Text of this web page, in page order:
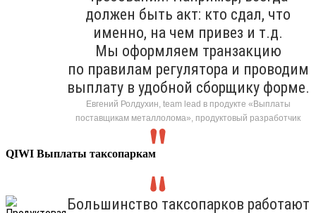
должен быть акт: кто сдал, что
именно, на чем привез и т.д.
Мы оформляем транзакцию
по правилам регулятора и проводим
выплату в удобной сборщику форме.
Евгений Ролдухин, team lead в продукте «Выплаты
поставщикам металлолома», продуктовый разработчик
QIWI Выплаты таксопаркам
Большинство таксопарков работают